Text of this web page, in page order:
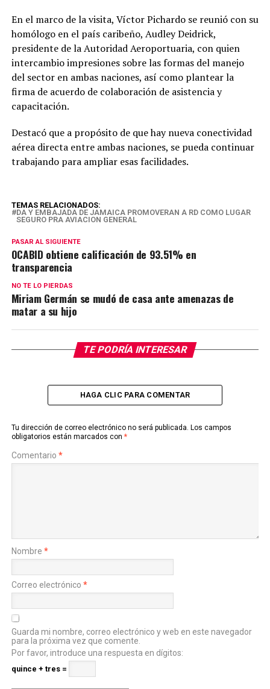
En el marco de la visita, Víctor Pichardo se reunió con su
homólogo en el país caribeño, Audley Deidrick,
presidente de la Autoridad Aeroportuaria, con quien
intercambio impresiones sobre las formas del manejo
del sector en ambas naciones, así como plantear la
firma de acuerdo de colaboración de asistencia y
capacitación.
Destacó que a propósito de que hay nueva conectividad
aérea directa entre ambas naciones, se pueda continuar
trabajando para ampliar esas facilidades.
TEMAS RELACIONADOS:
DA Y EMBAJADA DE JAMAICA PROMOVERAN A RD COMO LUGAR
SEGURO PRA AVIACION GENERAL
PASAR AL SIGUIENTE
OCABID obtiene calificación de 93.51% en
transparencia
NO TE LO PIERDAS
Miriam Germán se mudó de casa ante amenazas de
matar a su hijo
TE PODRÍA INTERESAR
HAGA CLIC PARA COMENTAR
Tu dirección de correo electrónico no será publicada. Los campos
obligatorios están marcados con *
Comentario *
Nombre *
Correo electrónico *
Guarda mi nombre, correo electrónico y web en este navegador
para la próxima vez que comente.
Por favor, introduce una respuesta en dígitos:
quince + tres =